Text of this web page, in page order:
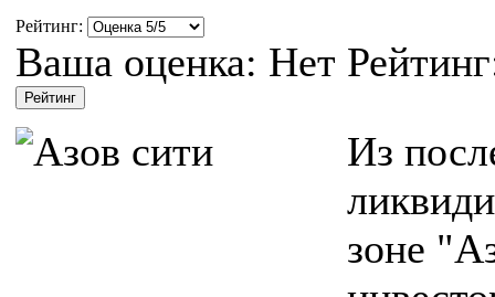
Рейтинг:
Ваша оценка: Нет
Из
зоне